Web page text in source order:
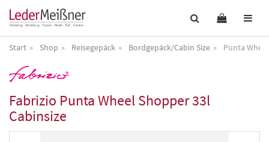
Start Shop Reisegepäck Bordgepäck/Cabin Size Punta
Fabrizio Punta Wheel Shopper 33l
Cabinsize